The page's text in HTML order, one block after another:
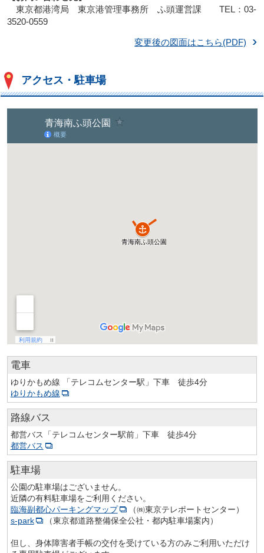
東京都港湾局 東京港管理事務所 ふ頭運営課 TEL：03-
3520-0559
変更後の図面はこちら(PDF)
アクセス・駐車場
電車
ゆりかもめ線 「テレコムセンター駅」下車 徒歩4分
ゆりかもめ線
路線バス
都営バス
「テレコムセンター駅前」下車 徒歩4分
都営バス
駐車場
公園の駐車場はございません。
近隣の有料駐車場をご利用ください。
臨海副都心パーキングマップ
（㈱東京テレポートセンター）
s-park
（東京都道路整備保全公社・都内駐車場案内）
但し、身体障害者手帳の交付を受けている方のみご利用いただけ